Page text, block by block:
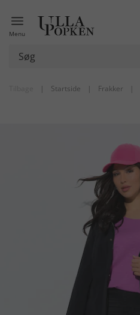
Menu
| Startside | Frakker |